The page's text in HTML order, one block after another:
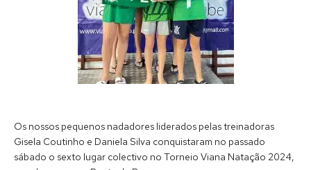
Os nossos pequenos nadadores liderados pelas treinadoras
Gisela Coutinho e Daniela Silva conquistaram no passado
sábado o sexto lugar colectivo no Torneio Viana Natação 2024,